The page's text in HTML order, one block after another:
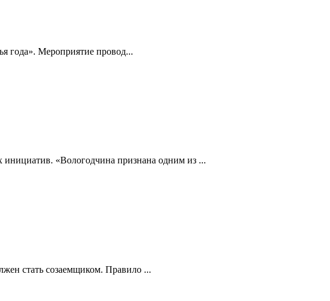
года». Мероприятие провод...
инициатив. «Вологодчина признана одним из ...
стать созаемщиком. Правило ...